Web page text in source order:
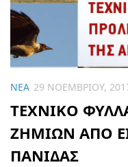
ΝΈΑ 29 ΝΟΕΜΒΡΊΟΥ,
ΤΕΧΝΙΚΟ
ΖΗΜΙΩΝ ΑΠΟ
ΠΑΝΙΔΑΣ